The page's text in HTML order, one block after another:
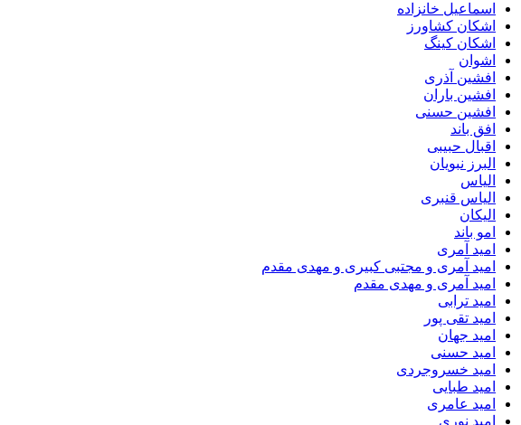
اسماعیل خانزاده
اشکان کشاورز
اشکان کینگ
اشوان
افشین آذری
افشین باران
افشین حسنی
افق باند
اقبال حبیبی
البرز نبویان
الیاس
الیاس قنبرى
الیکان
امو باند
امید آمری
امید آمری و مجتبی کبیری و مهدى مقدم
امید آمری و مهدی مقدم
امید ترابی
امید تقی پور
امید جهان
امید حسنی
امید خسروجردی
امید طبایی
امید عامری
امید نوری